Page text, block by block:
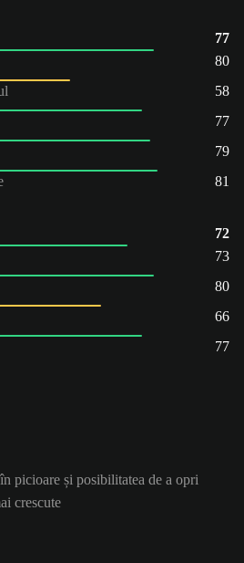
77
80
58
77
79
81
72
73
80
66
77
picioare și posibilitatea de a opri
crescute